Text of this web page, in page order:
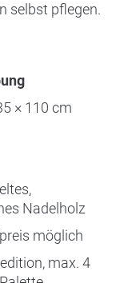
selbst pflegen.
× 110 cm
Nadelholz
möglich
max. 4